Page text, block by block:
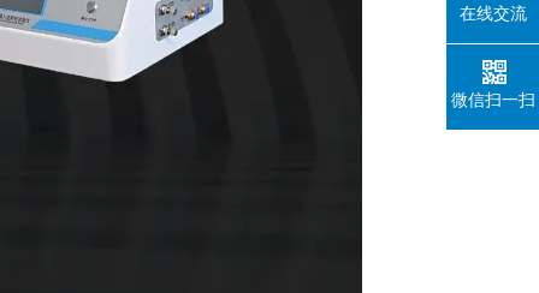
在线交流
微信扫一扫